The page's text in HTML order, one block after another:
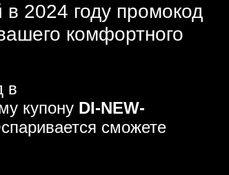
2024 году промокод
комфортного
в
купону DI-NEW-
сможете